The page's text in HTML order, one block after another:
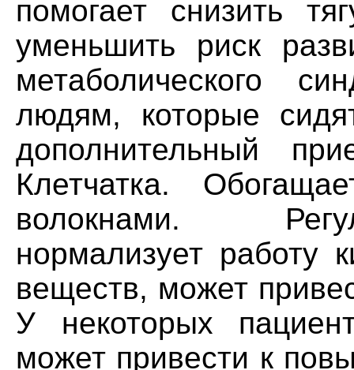
помогает снизить
уменьшить риск
метаболического
людям, которые
дополнительный
Клетчатка.
волокнами.
нормализует работу
веществ, может
У некоторых
может привести к